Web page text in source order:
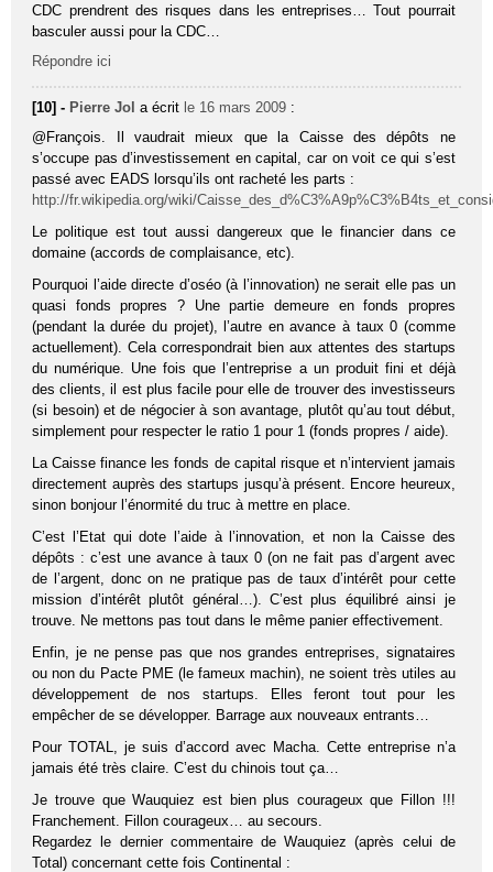
CDC prendrent des risques dans les entreprises… Tout pourrait
basculer aussi pour la CDC…
Répondre ici
[10] - Pierre Jol a écrit le 16 mars 2009 :
@François. Il vaudrait mieux que la Caisse des dépôts ne
s’occupe pas d’investissement en capital, car on voit ce qui s’est
passé avec EADS lorsqu’ils ont racheté les parts :
http://fr.wikipedia.org/wiki/
Le politique est tout aussi dangereux que le financier dans ce
domaine (accords de complaisance, etc).
Pourquoi l’aide directe d’oséo (à l’innovation) ne serait elle pas un
quasi fonds propres ? Une partie demeure en fonds propres
(pendant la durée du projet), l’autre en avance à taux 0 (comme
actuellement). Cela correspondrait bien aux attentes des startups
du numérique. Une fois que l’entreprise a un produit fini et déjà
des clients, il est plus facile pour elle de trouver des investisseurs
(si besoin) et de négocier à son avantage, plutôt qu’au tout début,
simplement pour respecter le ratio 1 pour 1 (fonds propres / aide).
La Caisse finance les fonds de capital risque et n’intervient jamais
directement auprès des startups jusqu’à présent. Encore heureux,
sinon bonjour l’énormité du truc à mettre en place.
C’est l’Etat qui dote l’aide à l’innovation, et non la Caisse des
dépôts : c’est une avance à taux 0 (on ne fait pas d’argent avec
de l’argent, donc on ne pratique pas de taux d’intérêt pour cette
mission d’intérêt plutôt général…). C’est plus équilibré ainsi je
trouve. Ne mettons pas tout dans le même panier effectivement.
Enfin, je ne pense pas que nos grandes entreprises, signataires
ou non du Pacte PME (le fameux machin), ne soient très utiles au
développement de nos startups. Elles feront tout pour les
empêcher de se développer. Barrage aux nouveaux entrants…
Pour TOTAL, je suis d’accord avec Macha. Cette entreprise n’a
jamais été très claire. C’est du chinois tout ça…
Je trouve que Wauquiez est bien plus courageux que Fillon !!!
Franchement. Fillon courageux… au secours.
Regardez le dernier commentaire de Wauquiez (après celui de
Total) concernant cette fois Continental :